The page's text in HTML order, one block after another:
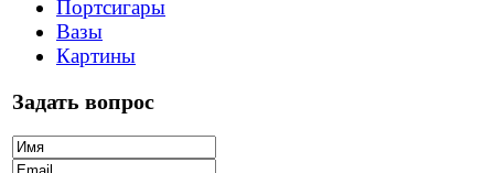
Портсигары
Вазы
Картины
Задать вопрос